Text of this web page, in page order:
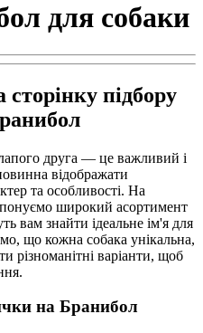
для собаки
підбору
друга — це важливий і
відображати
та особливості. На
широкий асортимент
вам знайти ідеальне ім'я для
що кожна собака унікальна,
різноманітні варіанти, щоб
на Бранибол